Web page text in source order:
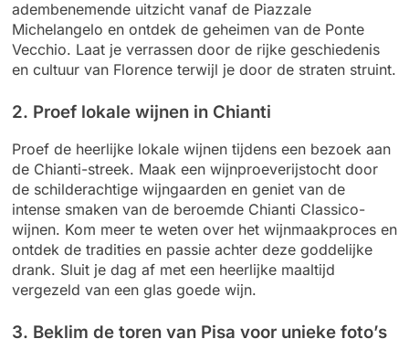
adembenemende uitzicht vanaf de Piazzale
Michelangelo en ontdek de geheimen van de Ponte
Vecchio. Laat je verrassen door de rijke geschiedenis
en cultuur van Florence terwijl je door de straten struint.
2. Proef lokale wijnen in Chianti
Proef de heerlijke lokale wijnen tijdens een bezoek aan
de Chianti-streek. Maak een wijnproeverijstocht door
de schilderachtige wijngaarden en geniet van de
intense smaken van de beroemde Chianti Classico-
wijnen. Kom meer te weten over het wijnmaakproces en
ontdek de tradities en passie achter deze goddelijke
drank. Sluit je dag af met een heerlijke maaltijd
vergezeld van een glas goede wijn.
3. Beklim de toren van Pisa voor unieke foto’s